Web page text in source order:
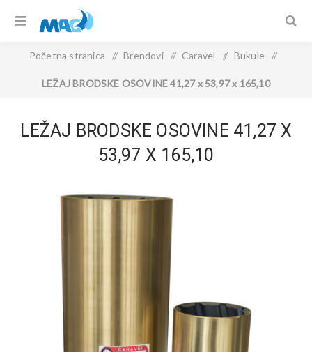
Početna stranica / Brendovi / Caravel / Bukule /
LEŽAJ BRODSKE OSOVINE 41,27 x 53,97 x 165,10
LEŽAJ BRODSKE OSOVINE 41,27 X
53,97 X 165,10